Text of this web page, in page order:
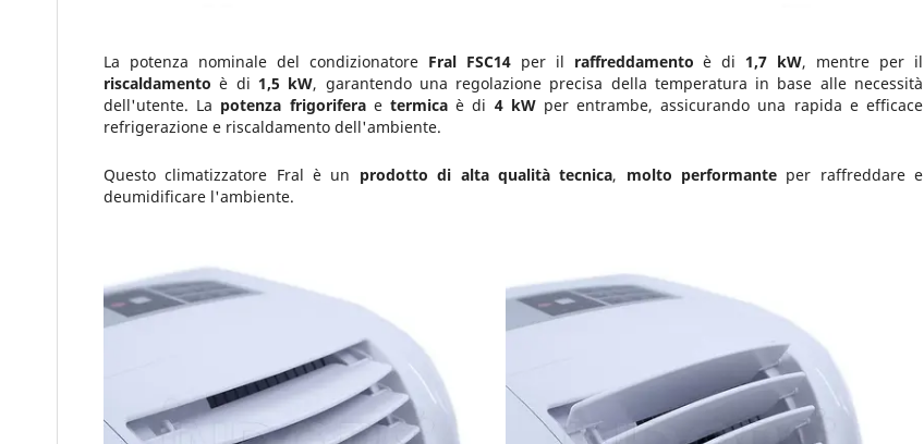
La potenza nominale del condizionatore Fral FSC14per il raffreddamento è di1,7 kW, mentre per il
riscaldamento è di 1,5 kW, garantendo una regolazione precisa della temperatura in base alle necessità
dell'utente. La potenza frigoriferae termica è di 4 kWper entrambe, assicurando una rapida e efficace
refrigerazione e riscaldamento dell'ambiente.
Questo climatizzatore Fral è un prodotto di alta qualità tecnica, molto performante per raffreddare e
deumidificare l'ambiente.